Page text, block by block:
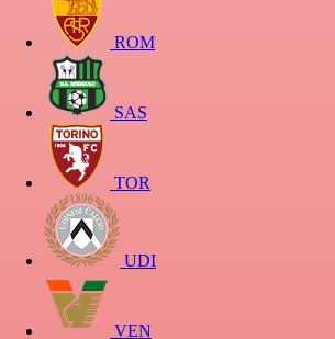
ROM
SAS
TOR
UDI
VEN